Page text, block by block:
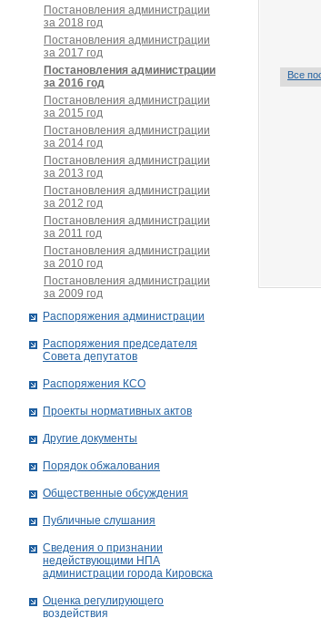
Все
Постановления администрации
за 2018 год
Постановления администрации
за 2017 год
Постановления администрации
за 2016 год
Постановления администрации
за 2015 год
Постановления администрации
за 2014 год
Постановления администрации
за 2013 год
Постановления администрации
за 2012 год
Постановления администрации
за 2011 год
Постановления администрации
за 2010 год
Постановления администрации
за 2009 год
Распоряжения администрации
Распоряжения председателя
Совета депутатов
Распоряжения КСО
Проекты нормативных актов
Другие документы
Порядок обжалования
Общественные обсуждения
Публичные слушания
Сведения о признании
недействующими НПА
администрации города Кировскa
Оценка регулирующего
воздействия